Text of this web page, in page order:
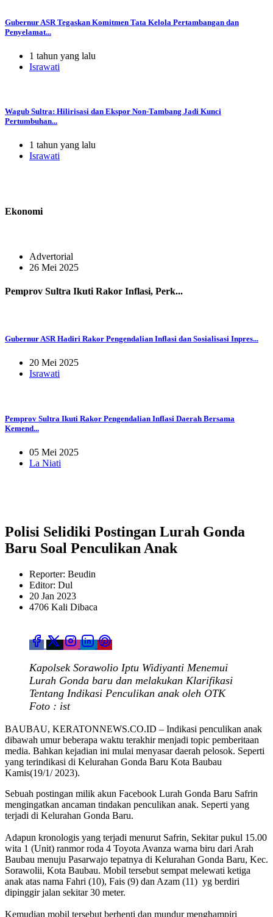
Gubernur ASR Tegaskan Komitmen Tata Kelola Pertambangan dan
Penyelamat...
1 tahun yang lalu
Israwati
Wagub Sultra: Hilirisasi dan Ekspor Non-Tambang Jadi Kunci
Pertumbuhan...
1 tahun yang lalu
Israwati
Ekonomi
Advertorial
26 Mei 2025
Pemprov Sultra Ikuti Rakor Inflasi, Perk...
Gubernur ASR Hadiri Rakor Pengendalian Inflasi dan Sosialisasi Inpres...
20 Mei 2025
Israwati
Pemprov Sultra Ikuti Rakor Pengendalian Inflasi Daerah Bersama
Kemend...
05 Mei 2025
La Niati
Polisi Selidiki Postingan Lurah Gonda
Baru Soal Penculikan Anak
Reporter: Beudin
Editor: Dul
20 Jan 2023
4706 Kali Dibaca
Kapolsek Sorawolio Iptu Widiyanti Menemui
Lurah Gonda baru dan melakukan Klarifikasi
Tentang Indikasi Penculikan anak oleh OTK
Foto : ist
BAUBAU, KERATONNEWS.CO.ID – Indikasi penculikan anak
dibawah umur beberapa waktu terakhir menjadi topic pemberitaan
media. Bahkan kejadian ini mulai menyasar daerah pelosok. Seperti
yang terindikasi di Kelurahan Gonda Baru Kota Baubau
Kamis(19/1/ 2023).
Sebuah postingan milik akun Facebook Lurah Gonda Baru Safrin
mengingatkan ancaman tindakan penculikan anak. Seperti yang
terjadi di Kelurahan Gonda Baru.
Adapun kronologis yang terjadi menurut Safrin, Sekitar pukul 15.00
wita 1 (Unit) ranmor roda 4 Toyota Avanza warna biru dari Arah
Baubau menuju Pasarwajo tepatnya di Kelurahan Gonda Baru, Kec.
Sorawolii, Kota Baubau. Mobil tersebut sempat melewati ketiga
anak atas nama Fahri (10), Fais (9) dan Azam (11) yg berdiri
dipinggir jalan sekitar 30 meter.
Kemudian mobil tersebut berhenti dan mundur menghampiri